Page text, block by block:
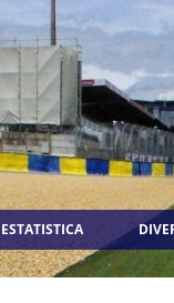
ESTATISTICA